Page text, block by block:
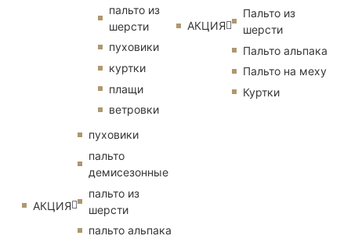
пальто из
шерсти
пуховики
куртки
плащи
ветровки
АКЦИЯ
пуховики
пальто
демисезонные
пальто из
шерсти
пальто альпака
АКЦИЯ
Пальто из
шерсти
Пальто альпака
Пальто на меху
Куртки